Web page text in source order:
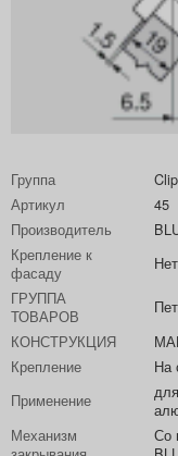
Группа
Артикул
45
Производитель
Крепление к
фасаду
Нет
ГРУППА
ТОВАРОВ
КОНСТРУКЦИЯ
Крепление
На
Применение
Механизм
Со